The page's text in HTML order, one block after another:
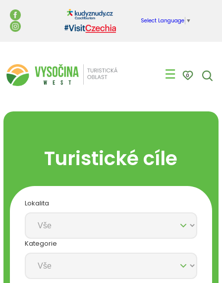
Select Language ▼
☰ 0
Turistické cíle
Lokalita
Kategorie